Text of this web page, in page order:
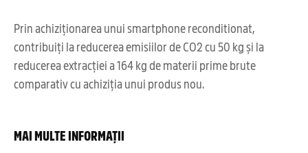
Prin achiziționarea unui smartphone reconditionat,
contribuiți la reducerea emisiilor de CO2 cu 50 kg și la
reducerea extracției a 164 kg de materii prime brute
comparativ cu achiziția unui produs nou.
MAI MULTE INFORMAȚII